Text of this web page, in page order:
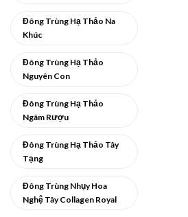
Đông Trùng Hạ Thảo Na
Khúc
Đông Trùng Hạ Thảo
Nguyên Con
Đông Trùng Hạ Thảo
Ngâm Rượu
Đông Trùng Hạ Thảo Tây
Tạng
Đông Trùng Nhụy Hoa
Nghệ Tây Collagen Royal